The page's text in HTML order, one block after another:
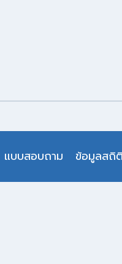
แบบสอบถาม ข้อมูลสถิติ